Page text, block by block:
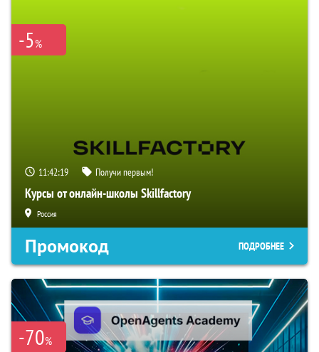
-5%
11:42:18 Получи первым!
Курсы от онлайн-школы Skillfactory
Россия
Промокод ПОДРОБНЕЕ
-70%